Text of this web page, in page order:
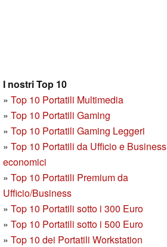
I nostri Top 10
» Top 10 Portatili Multimedia
» Top 10 Portatili Gaming
» Top 10 Portatili Gaming Leggeri
» Top 10 Portatili da Ufficio e Business
economici
» Top 10 Portatili Premium da
Ufficio/Business
» Top 10 Portatili sotto i 300 Euro
» Top 10 Portatili sotto i 500 Euro
» Top 10 dei Portatili Workstation